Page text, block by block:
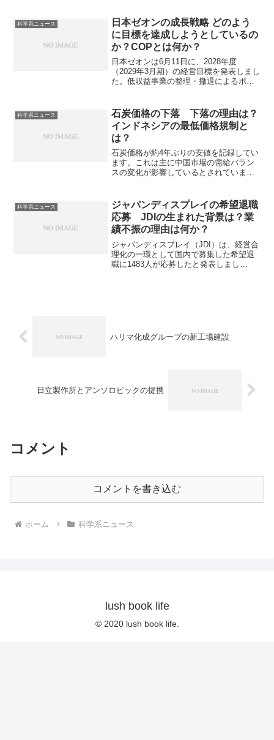
化がみられています。シリコンカーバイ
ドとはなにか、競争激化の背景は何か知
ることができます。
科学系ニュース
日本ゼオンの成長戦略 どのよう
に目標を達成しようとしているの
か？COPとは何か？
日本ゼオンは6月11日に、2028年度
（2029年3月期）の経営目標を発表しまし
た。低収益事業の整理・撤退によるポー
の成長4分野への注力で、収益性向上を図
るとしています。主力事業として位置づ
けるCOPとは何か、なぜCOPが重要にな
るのかを知ることができます。
科学系ニュース
石炭価格の下落 下落の理由は？
インドネシアの最低価格規制と
は？
石炭価格が約4年ぶりの安値を記録してい
ます。​これは主に中国市場の需給バラン
スの変化が影響しているとされていま
減少しています。中国の需要減少の背景
や輸出国であるインドネシアの最低価格
規制とは何かを知ることができます。
科学系ニュース
ジャパンディスプレイの希望退職
応募 JDIの生まれた背景は？業
績不振の理由は何か？
ジャパンディスプレイ（JDI）は、経営合
理化の一環として国内で募集した希望退
職に1483人が応募したと発表しまし
なっています。JDI設立背景や今後の見通
しを知ることができます。
ハリマ化成グループの新工場建設
日立製作所とアンソロピックの提携
コメント
コメントを書き込む
ホーム 科学系ニュース
lush book life
© 2020 lush book life.